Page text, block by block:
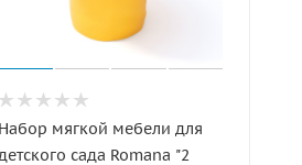
Набор мягкой мебели для
сада Romana "2